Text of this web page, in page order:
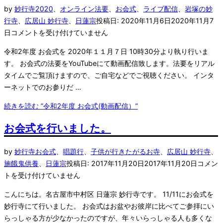
by 妙行寺2020 オンライン法要 お会式 ライブ配信
岩塚の妙
行寺
広居山 妙行寺 日蓮宗投稿日: 2020年11月6日2020年11月7
日 コメントを受け付けていません
令和2年度 お会式を 2020年１１月７日 10時30分より執り行いま
す。 お会式の法要をYouTubeにて動画配信致します。法要をリアル
タイムでご覧頂けますので、ご自宅などでご視聴ください。 インタ
ーネットでのお参りだ …
続きを読む “令和2年度 お会式(動画配信）”
お会式を行いました。
by 妙行寺お会式 唱題行 子供が行きたがるお寺 広居山 妙行寺
施餓鬼供養
日蓮宗投稿日: 2017年11月20日2017年11月20日 コメン
トを受け付けていません
こんにちは。名古屋市中村区 日蓮宗 妙行寺です。 11/11にお会式を
妙行寺にて行いました。 お会式はお盆やお彼岸に比べてご参拝にい
らっしゃる方が少なかったのですが、年々いらっしゃる人も多くな